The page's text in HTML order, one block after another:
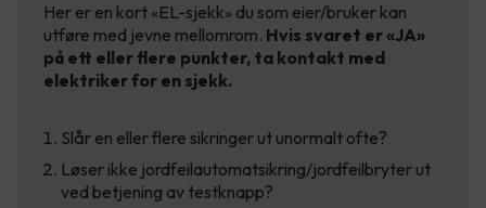
Her er en kort «EL-sjekk» du som eier/bruker kan
utføre med jevne mellomrom. Hvis svaret er «JA»
på ett eller flere punkter, ta kontakt med
elektriker for en sjekk.
Slår en eller flere sikringer ut unormalt ofte?
Løser ikke jordfeilautomatsikring/jordfeilbryter ut
ved betjening av testknapp?